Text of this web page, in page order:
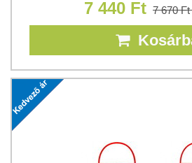
7 440 Ft 7 670 Ft